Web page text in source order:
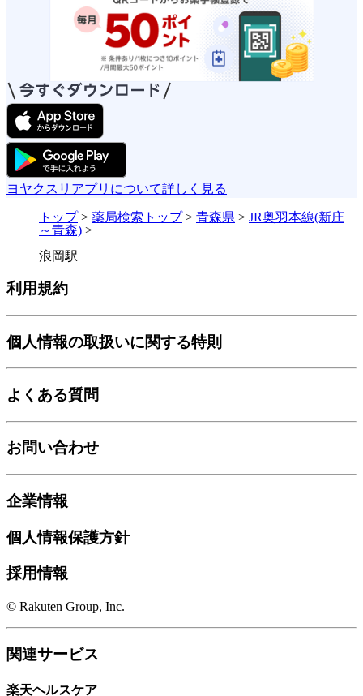
ヨヤクスリアプリについて詳しく見る
トップ> 薬局検索トップ> 青森県 > JR奥羽本線(新庄
～青森) >
浪岡駅
利用規約
個人情報の取扱いに関する特則
よくある質問
お問い合わせ
企業情報
個人情報保護方針
採用情報
© Rakuten Group, Inc.
関連サービス
楽天ヘルスケア